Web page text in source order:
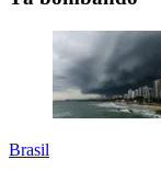
Brasil